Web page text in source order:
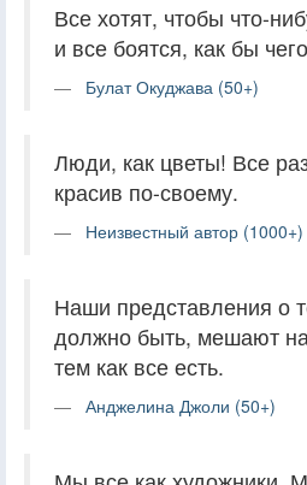
Все хотят, чтобы что-
и все боятся, как бы
Булат Окуджава (50+)
Люди, как цветы! Все
красив по-своему.
Неизвестный автор (1000+)
Наши представления о
должно быть, мешают
тем как все есть.
Анджелина Джоли (50+)